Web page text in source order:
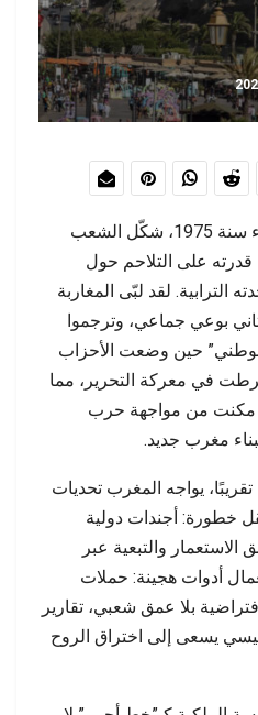
منذ ملحمة المسيرة الخضراء سنة 1975، شكّل الشعب
قدرته على التلاحم حول
الترابية. لقد لبّى المغاربة
بوعي جماعي، وترجموا
الوطني” حين وضعت الأحزاب
في معركة التحرير، مما
مكنت من مواجهة حرب
مغرب جديد.
يواجه المغرب تحديات
خطورة: أجندات دولية
والتبعية عبر
أدوات هجينة: حملات
بلا عمق شعبي، تقارير
يسعى إلى اختراق الروح